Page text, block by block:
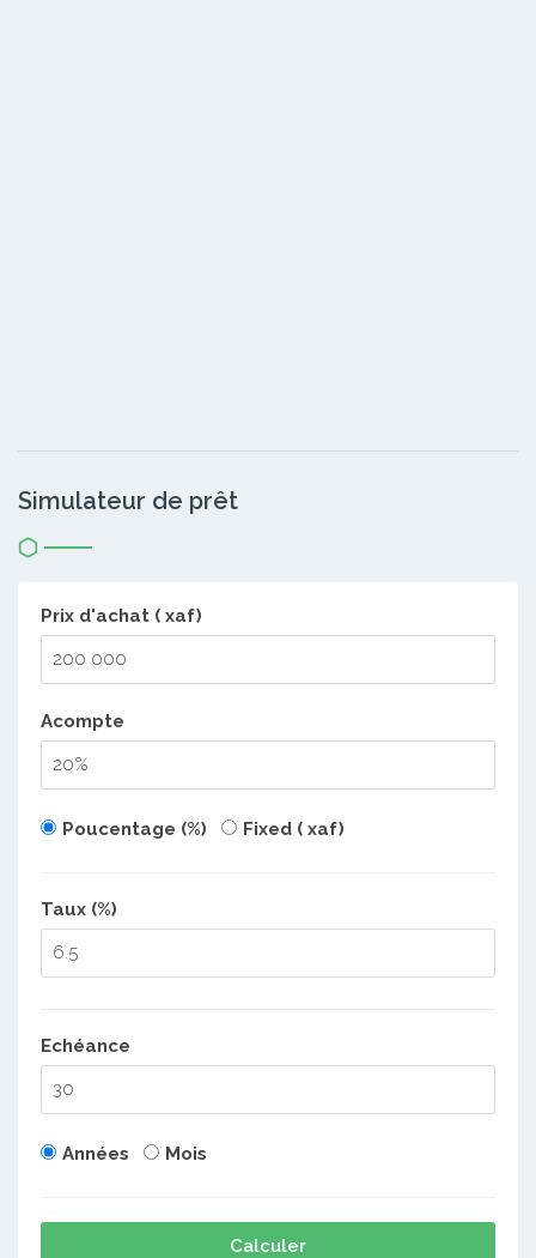
Simulateur de prêt
Prix d'achat ( xaf)
Acompte
Poucentage (%) Fixed ( xaf)
Taux (%)
Echéance
Années Mois
Calculer